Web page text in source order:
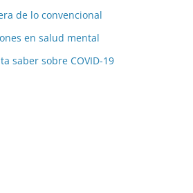
de lo convencional
en salud mental
saber sobre COVID-19